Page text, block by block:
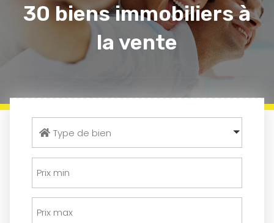
30 biens immobiliers à
la vente
Type de bien